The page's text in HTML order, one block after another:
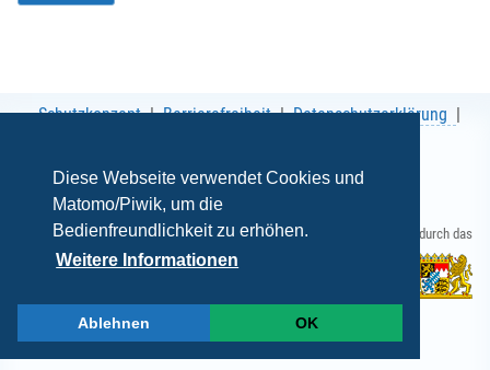
Diese Webseite verwendet Cookies und
Matomo/Piwik, um die
Bedienfreundlichkeit zu erhöhen.
Weitere Informationen
Ablehnen OK
Schutzkonzept Barrierefreiheit
Datenschutzerklärung
Gefördert durch das